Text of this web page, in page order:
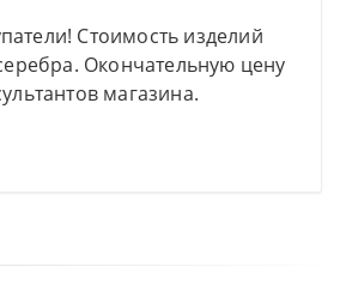
Стоимость изделий
Окончательную цену
магазина.